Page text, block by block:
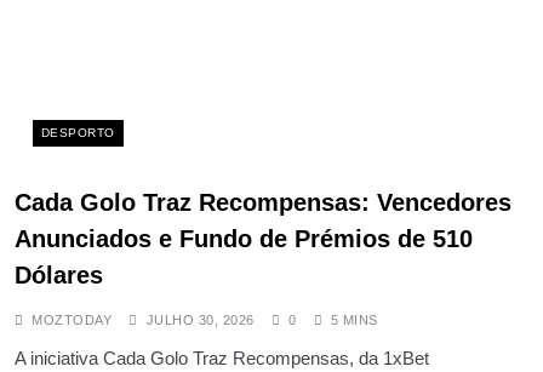
DESPORTO
Cada Golo Traz Recompensas: Vencedores
Anunciados e Fundo de Prémios de 510
Dólares
MOZTODAY JULHO 30, 2026 0 5 MINS
A iniciativa Cada Golo Traz Recompensas, da 1xBet